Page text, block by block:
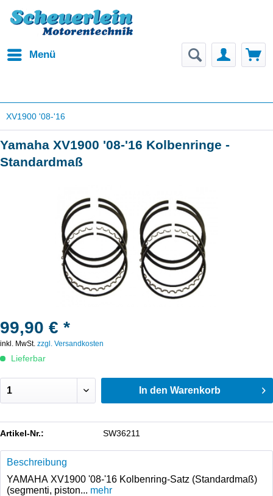
Menü
XV1900 '08-'16
Yamaha XV1900 '08-'16 Kolbenringe -
Standardmaß
99,90 € *
inkl. MwSt. zzgl. Versandkosten
Lieferbar
In den Warenkorb
Artikel-Nr.: SW36211
Beschreibung
YAMAHA XV1900 '08-'16 Kolbenring-Satz (Standardmaß)
(segmenti, piston... mehr